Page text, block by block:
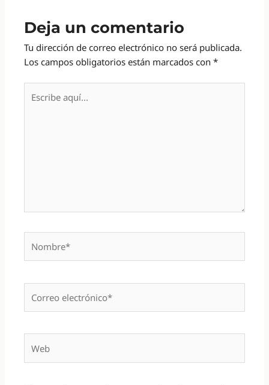
Deja un comentario
Tu dirección de correo electrónico no será publicada.
Los campos obligatorios están marcados con*
aquí...
electrónico*